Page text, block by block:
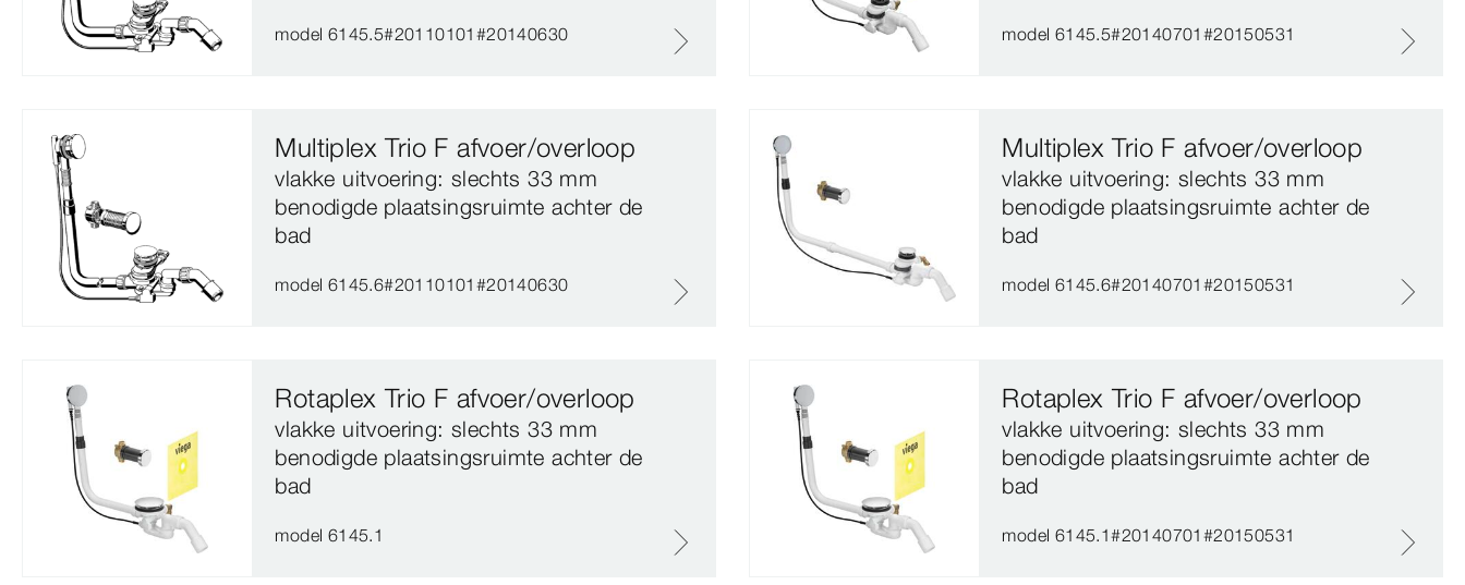
model 6145.5#20110101#20140630 model 6145.5#20140701#20150531
Multiplex Trio F afvoer/overloop
vlakke uitvoering: slechts 33 mm
benodigde plaatsingsruimte achter de
bad
model 6145.6#20110101#20140630
Multiplex Trio F afvoer/overloop
vlakke uitvoering: slechts 33 mm
benodigde plaatsingsruimte achter de
bad
model 6145.6#20140701#20150531
Rotaplex Trio F afvoer/overloop
vlakke uitvoering: slechts 33 mm
benodigde plaatsingsruimte achter de
bad
model 6145.1
Rotaplex Trio F afvoer/overloop
vlakke uitvoering: slechts 33 mm
benodigde plaatsingsruimte achter de
bad
model 6145.1#20140701#20150531